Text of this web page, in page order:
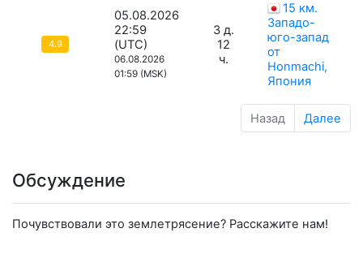
4.9
05.08.2026
22:59
(UTC)
06.08.2026
01:59 (MSK)
3 д.
12
ч.
15 км.
Западо-
юго-запад
от
Honmachi,
Япония
Назад Далее
Обсуждение
Почувствовали это землетрясение? Расскажите нам!